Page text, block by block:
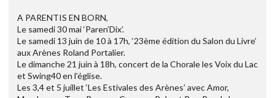
A PARENTIS EN BORN,
Le samedi 30 mai ‘Paren’Dix’.
Le samedi 13 juin de 10 à 17h, ‘23ème édition du Salon du Livre’
aux Arènes Roland Portalier.
Le dimanche 21 juin à 18h, concert de la Chorale les Voix du Lac
et Swing40 en l’église.
Les 3,4 et 5 juillet ‘Les Estivales des Arènes’ avec Amor,